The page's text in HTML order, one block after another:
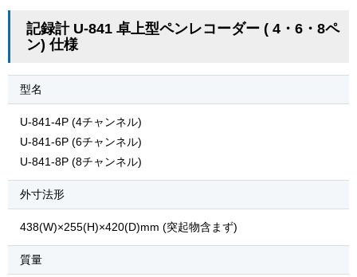
記録計 U-841 卓上型ペンレコーダー ( 4・6・8ペ
ン) 仕様
型名
U-841-4P (4チャンネル)
U-841-6P (6チャンネル)
U-841-8P (8チャンネル)
外寸法形
438(W)×255(H)×420(D)mm (突起物含まず)
質量